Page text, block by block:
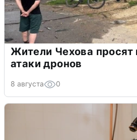
Жители Чехова
атаки дронов
8 августа 0